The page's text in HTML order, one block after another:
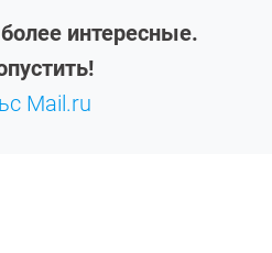
интересные.
Mail.ru